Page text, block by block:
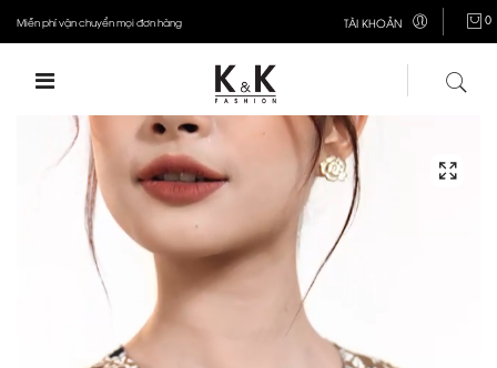
Miễn phí vận chuyển mọi đơn hàng TÀI KHOẢN 0